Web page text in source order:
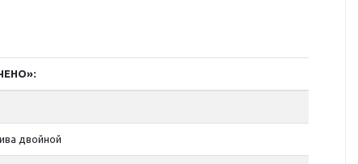
двойной